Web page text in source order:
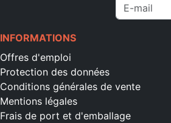
INFORMATIONS
Offres d'emploi
Protection des données
Conditions générales de vente
Mentions légales
Frais de port et d'emballage